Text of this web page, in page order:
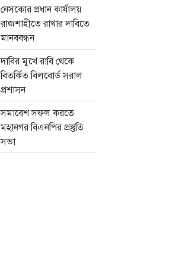
নেসকোর প্রধান কার্যালয়
রাজশাহীতে রাখার দাবিতে
মানববন্ধন
দাবির মুখে রাবি থেকে
বিতর্কিত বিলবোর্ড সরাল
প্রশাসন
সমাবেশ সফল করতে
মহানগর বিএনপির প্রস্তুতি
সভা